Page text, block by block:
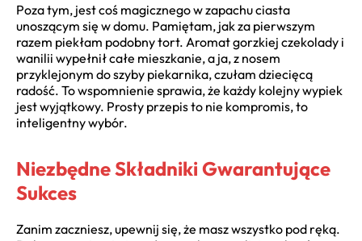
Poza tym, jest coś magicznego w zapachu ciasta
unoszącym się w domu. Pamiętam, jak za pierwszym
razem piekłam podobny tort. Aromat gorzkiej czekolady i
wanilii wypełnił całe mieszkanie, a ja, z nosem
przyklejonym do szyby piekarnika, czułam dziecięcą
radość. To wspomnienie sprawia, że każdy kolejny wypiek
jest wyjątkowy. Prosty przepis to nie kompromis, to
inteligentny wybór.
Niezbędne Składniki Gwarantujące
Sukces
Zanim zaczniesz, upewnij się, że masz wszystko pod ręką.